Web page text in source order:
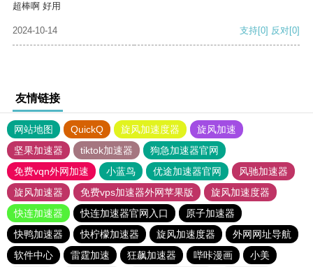
超棒啊 好用
2024-10-14 支持[0] 反对[0]
友情链接
网站地图 QuickQ 旋风加速度器
旋风加速
坚果加速器
tiktok加速器
狗急加速器官网
免费vqn外网加速
小蓝鸟 优途加速器官网
风驰加速器
旋风加速器
免费vps加速器外网苹果版
旋风加速度器
快连加速器
快连加速器官网入口
原子加速器
快鸭加速器
快柠檬加速器 旋风加速度器
外网网址导航
软件中心
雷霆加速 狂飙加速器 哔咔漫画
小美